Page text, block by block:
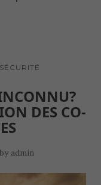
DES CO-
by admin